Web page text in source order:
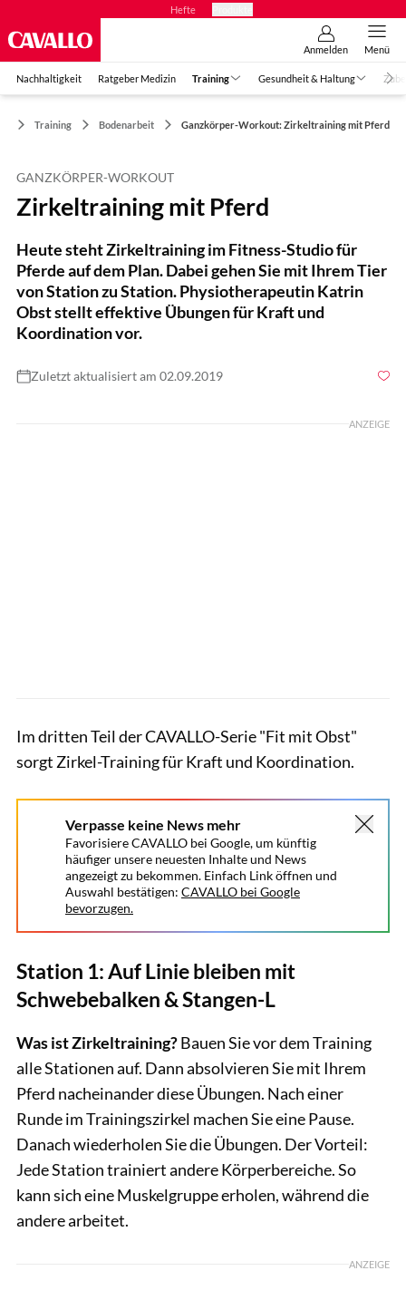
Hefte
Anmelden Menü
Nachhaltigkeit Ratgeber Medizin Training Gesundheit & Haltung
Training Bodenarbeit Ganzkörper-Workout: Zirkeltraining mit Pferd
GANZKÖRPER-WORKOUT
Zirkeltraining mit Pferd
Heute steht Zirkeltraining im Fitness-Studio für
Pferde auf dem Plan. Dabei gehen Sie mit Ihrem Tier
von Station zu Station. Physiotherapeutin Katrin
Obst stellt effektive Übungen für Kraft und
Koordination vor.
Zuletzt aktualisiert am 02.09.2019
ANZEIGE
Im dritten Teil der CAVALLO-Serie "Fit mit Obst"
sorgt Zirkel-Training für Kraft und Koordination.
Verpasse keine News mehr
Favorisiere CAVALLO bei Google, um künftig
häufiger unsere neuesten Inhalte und News
angezeigt zu bekommen. Einfach Link öffnen und
Auswahl bestätigen: CAVALLO bei Google
bevorzugen.
Station 1: Auf Linie bleiben mit
Schwebebalken & Stangen-L
Was ist Zirkeltraining?Bauen Sie vor dem Training
alle Stationen auf. Dann absolvieren Sie mit Ihrem
Pferd nacheinander diese Übungen. Nach einer
Runde im Trainingszirkel machen Sie eine Pause.
Danach wiederholen Sie die Übungen. Der Vorteil:
Jede Station trainiert andere Körperbereiche. So
kann sich eine Muskelgruppe erholen, während die
andere arbeitet.
ANZEIGE